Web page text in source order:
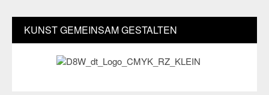
KUNST GEMEINSAM GESTALTEN